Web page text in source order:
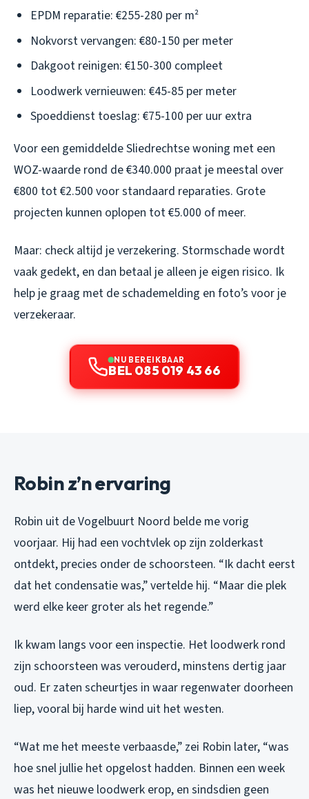
EPDM reparatie: €255-280 per m²
Nokvorst vervangen: €80-150 per meter
Dakgoot reinigen: €150-300 compleet
Loodwerk vernieuwen: €45-85 per meter
Spoeddienst toeslag: €75-100 per uur extra
Voor een gemiddelde Sliedrechtse woning met een
WOZ-waarde rond de €340.000 praat je meestal over
€800 tot €2.500 voor standaard reparaties. Grote
projecten kunnen oplopen tot €5.000 of meer.
Maar: check altijd je verzekering. Stormschade wordt
vaak gedekt, en dan betaal je alleen je eigen risico. Ik
help je graag met de schademelding en foto’s voor je
verzekeraar.
NU BEREIKBAAR
BEL 085 019 43 66
Robin z’n ervaring
Robin uit de Vogelbuurt Noord belde me vorig
voorjaar. Hij had een vochtvlek op zijn zolderkast
ontdekt, precies onder de schoorsteen. “Ik dacht eerst
dat het condensatie was,” vertelde hij. “Maar die plek
werd elke keer groter als het regende.”
Ik kwam langs voor een inspectie. Het loodwerk rond
zijn schoorsteen was verouderd, minstens dertig jaar
oud. Er zaten scheurtjes in waar regenwater doorheen
liep, vooral bij harde wind uit het westen.
“Wat me het meeste verbaasde,” zei Robin later, “was
hoe snel jullie het opgelost hadden. Binnen een week
was het nieuwe loodwerk erop, en sindsdien geen